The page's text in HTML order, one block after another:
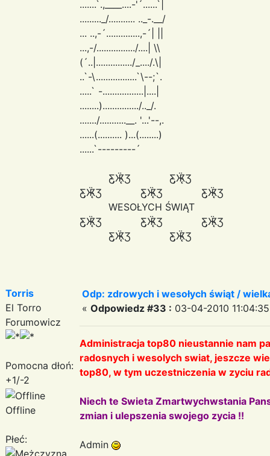
.......`.,____....-'´......`|
........._/........... .._-.__/
... ..,-´..............,-´| ||
...,-/................/....| \\
(´..|.............../_..../.\|
..`-\.................`\--;`.
.....` -.................|....|
........).............../.._/.
......./...........__. '...'--,.
......(.......... )...(........)
......`---------´
Ƹ̵̡Ӝ̵̨̄Ʒ Ƹ̵̡Ӝ̵̨̄Ʒ
Ƹ̵̡Ӝ̵̨̄Ʒ Ƹ̵̡Ӝ̵̨̄Ʒ Ƹ̵̡Ӝ̵̨̄Ʒ
WESOŁYCH ŚWIĄT
Ƹ̵̡Ӝ̵̨̄Ʒ Ƹ̵̡Ӝ̵̨̄Ʒ Ƹ̵̡Ӝ̵̨̄Ʒ
Ƹ̵̡Ӝ̵̨̄Ʒ Ƹ̵̡Ӝ̵̨̄Ʒ
Torris
El Torro
Forumowicz
Pomocna dłoń:
+1/-2
Offline
Płeć:
Odp: zdrowych i wesołych świąt /
« Odpowiedz #33 : 03-04-2010
Administracja top80 nieustannie nam
radosnych i wesolych swiat, jeszcze
top80, w tym uczestniczenia w zyciu
Niech te Swieta Zmartwychwstania
zmian i ulepszenia swojego zycia !!
Admin